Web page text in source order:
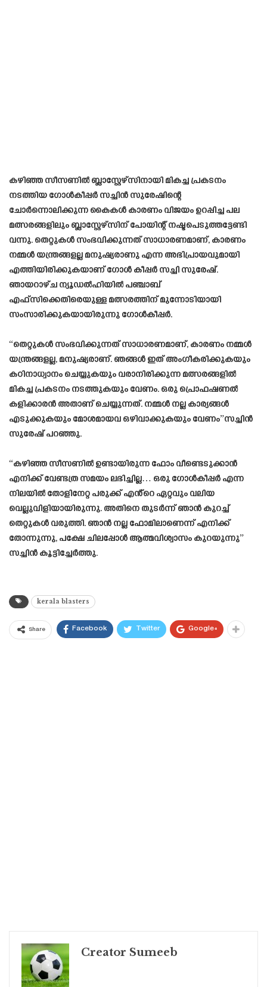
കഴിഞ്ഞ സീസണിൽ ബ്ലാസ്റ്റേഴ്സിനായി മികച്ച പ്രകടനം
നടത്തിയ ഗോൾകീപ്പർ സച്ചിൻ സുരേഷിന്റെ
ചോർന്നൊലിക്കുന്ന കൈകൾ കാരണം വിജയം ഉറപ്പിച്ച പല
മത്സരങ്ങളിലും ബ്ലാസ്റ്റേഴ്സിന് പോയിന്റ് നഷ്ടപെടുത്തട്ടേണ്ടി
വന്നു. തെറ്റുകൾ സംഭവിക്കുന്നത് സാധാരണമാണ്, കാരണം
നമ്മൾ യന്ത്രങ്ങളല്ല മനുഷ്യരാണു എന്ന അഭിപ്രായവുമായി
എത്തിയിരിക്കുകയാണ് ഗോൾ കീപ്പർ സച്ചി സുരേഷ്.
ഞായറാഴ്ച ന്യൂഡൽഹിയിൽ പഞ്ചാബ്
എഫ്‌സിക്കെതിരെയുള്ള മത്സരത്തിന് മുന്നോടിയായി
സംസാരിക്കുകയായിരുന്നു ഗോൾകീപ്പർ.
“തെറ്റുകൾ സംഭവിക്കുന്നത് സാധാരണമാണ്, കാരണം നമ്മൾ
യന്ത്രങ്ങളല്ല, മനുഷ്യരാണ്. ഞങ്ങൾ ഇത് അംഗീകരിക്കുകയും
കഠിനാധ്വാനം ചെയ്യുകയും വരാനിരിക്കുന്ന മത്സരങ്ങളിൽ
മികച്ച പ്രകടനം നടത്തുകയും വേണം. ഒരു പ്രൊഫഷണൽ
കളിക്കാരൻ അതാണ് ചെയ്യുന്നത്. നമ്മൾ നല്ല കാര്യങ്ങൾ
എടുക്കുകയും മോശമായവ ഒഴിവാക്കുകയും വേണം”സച്ചിൻ
സുരേഷ് പറഞ്ഞു.
“കഴിഞ്ഞ സീസണിൽ ഉണ്ടായിരുന്ന ഫോം വീണ്ടെടുക്കാൻ
എനിക്ക് വേണ്ടത്ര സമയം ലഭിച്ചില്ല… ഒരു ഗോൾകീപ്പർ എന്ന
നിലയിൽ തോളിനേറ്റ പരുക്ക് എൻ്റെ ഏറ്റവും വലിയ
വെല്ലുവിളിയായിരുന്നു. അതിനെ തുടർന്ന് ഞാൻ കുറച്ച്
തെറ്റുകൾ വരുത്തി. ഞാൻ നല്ല ഫോമിലാണെന്ന് എനിക്ക്
തോന്നുന്നു, പക്ഷേ ചിലപ്പോൾ ആത്മവിശ്വാസം കുറയുന്നു”
സച്ചിൻ കൂട്ടിച്ചേർത്തു.
kerala blasters
Share Facebook Twitter Google+
Creator Sumeeb